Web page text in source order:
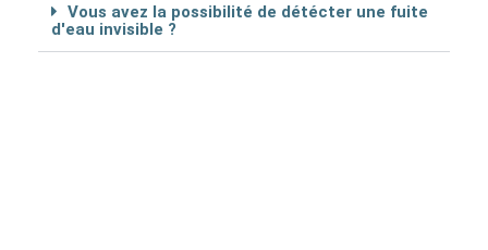
Vous avez la possibilité de détécter une fuite
d'eau invisible ?